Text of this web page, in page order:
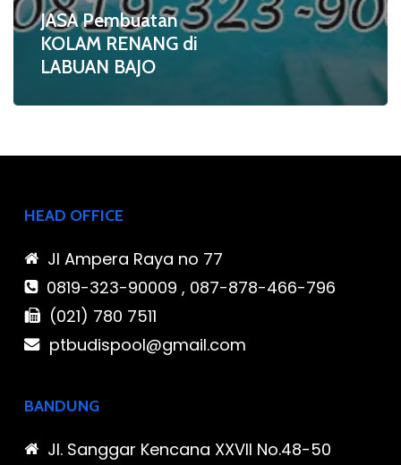
JASA Pembuatan
KOLAM RENANG di
LABUAN BAJO
HEAD OFFICE
Jl Ampera Raya no 77
0819-323-90009 , 087-878-466-796
(021) 780 7511
ptbudispool@gmail.com
BANDUNG
Jl. Sanggar Kencana XXVII No.48-50